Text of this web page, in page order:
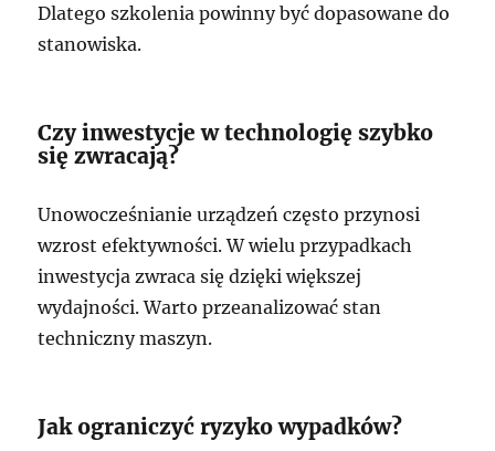
Dlatego szkolenia powinny być dopasowane do
stanowiska.
Czy inwestycje w technologię szybko
się zwracają?
Unowocześnianie urządzeń często przynosi
wzrost efektywności. W wielu przypadkach
inwestycja zwraca się dzięki większej
wydajności. Warto przeanalizować stan
techniczny maszyn.
Jak ograniczyć ryzyko wypadków?